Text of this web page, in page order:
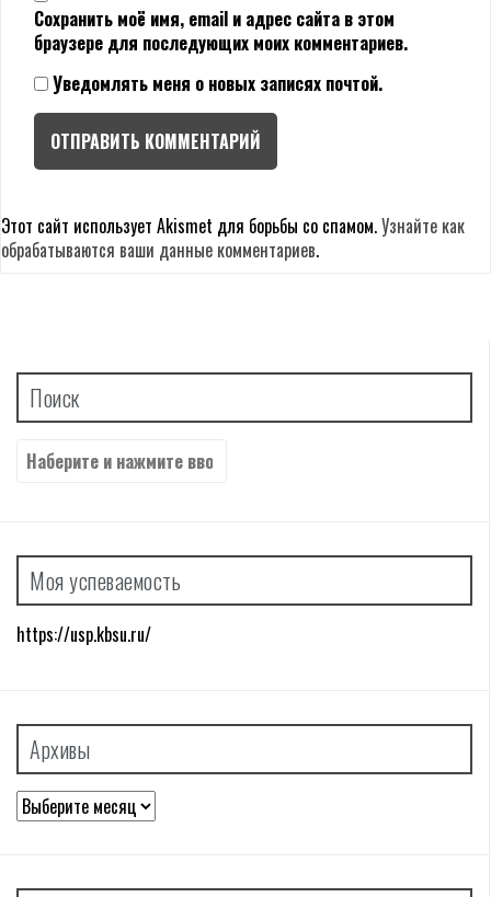
Сохранить моё имя, email и адрес сайта в этом
браузере для последующих моих комментариев.
Уведомлять меня о новых записях почтой.
Этот сайт использует Akismet для борьбы со спамом.Узнайте как
обрабатываются ваши данные комментариев.
Поиск
Найти:
Моя успеваемость
https://usp.kbsu.ru/
Архивы
Архивы